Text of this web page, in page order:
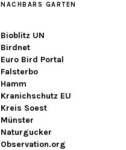
NACHBARS GARTEN
Bioblitz UN
Birdnet
Euro Bird Portal
Falsterbo
Hamm
Kranichschutz EU
Kreis Soest
Münster
Naturgucker
Observation.org